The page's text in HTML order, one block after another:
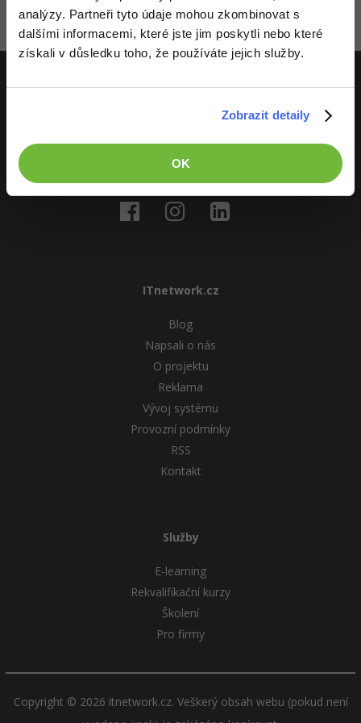
analýzy. Partneři tyto údaje mohou zkombinovat s
dalšími informacemi, které jste jim poskytli nebo které
získali v důsledku toho, že používáte jejich služby.
Zobrazit detaily
OK
Copywriter
Algoritmy -41%
Více
Fórum
Datová analýza
Digitální gramotnost
-30%
-30%
Google Dokumenty
Time management
-80%
Adobe Illustrator -80%
Adobe Lightroom -30%
Adobe After Effects
-80%
Zatím nikdo nevložil komentář - buď první!
Učíme národ IT
ITnetwork.cz
Blog
Napsali o nás
O projektu
Reklama
Vývoj systému
Provozní podmínky
RSS
Kontakt
Služby
E-learning
Rekvalifikační kurzy
Školení
Pro firmy
Copyright © 2026 itnetwork.cz. Veškerý obsah webu (pokud není